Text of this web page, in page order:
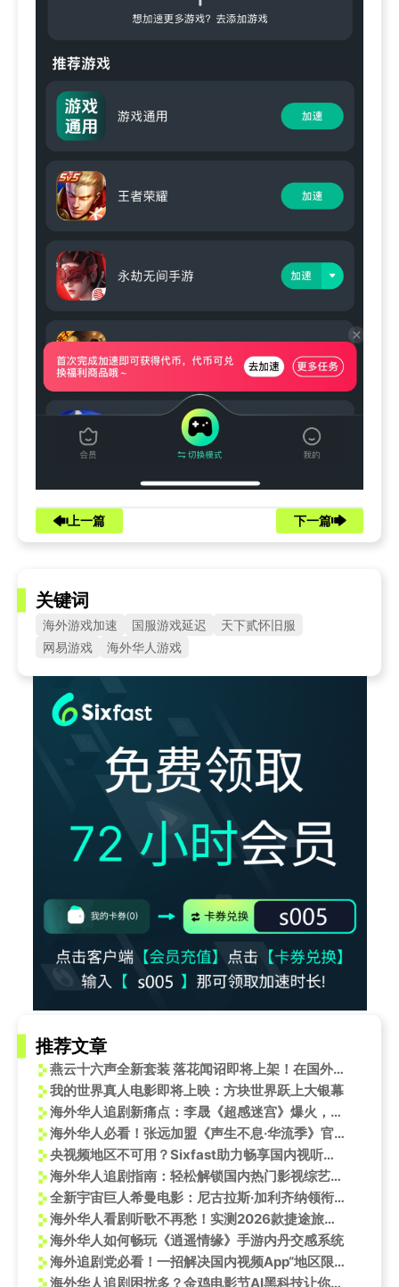
上一篇 下一篇
关键词
海外游戏加速 国服游戏延迟
天下贰怀旧服
网易游戏
海外华人游戏
推荐文章
燕云十六声全新套装 落花闻诏即将上架！在国外玩燕云十六声国服无法登录怎么办？
我的世界真人电影即将上映：方块世界跃上大银幕
海外华人追剧新痛点：李晟《超感迷宫》爆火，你却卡在地区限制看不了？
海外华人必看！张远加盟《声生不息·华流季》官宣，这些方法让你不错过精彩舞台
央视频地区不可用？Sixfast助力畅享国内视听盛宴！
海外华人追剧指南：轻松解锁国内热门影视综艺，告别播放限制烦恼
全新宇宙巨人希曼电影：尼古拉斯·加利齐纳领衔主演，2026年震撼上映
海外华人看剧听歌不再愁！实测2026款捷途旅行者车机系统破解地区限制
海外华人如何畅玩《逍遥情缘》手游内丹交感系统
海外追剧党必看！一招解决国内视频App“地区限制”烦恼，轻松解锁《超感迷宫》等热播剧
海外华人追剧困扰多？金鸡电影节AI黑科技让你秒变红毯主角